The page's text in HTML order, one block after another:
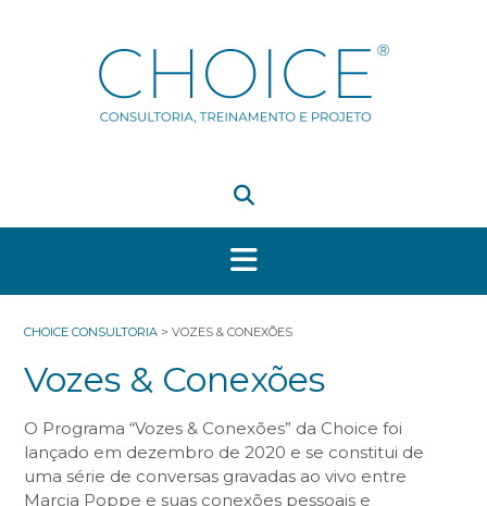
CHOICE CONSULTORIA > VOZES & CONEXÕES
Vozes & Conexões
O Programa “Vozes & Conexões” da Choice foi
lançado em dezembro de 2020 e se constitui de
uma série de conversas gravadas ao vivo entre
Marcia Poppe e suas conexões pessoais e